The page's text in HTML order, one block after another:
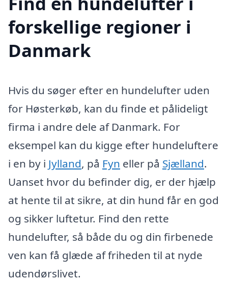
forskellige regioner i
Danmark
Hvis du søger efter en hundelufter uden
for Høsterkøb, kan du finde et pålideligt
firma i andre dele af Danmark. For
eksempel kan du kigge efter hundeluftere
i en by i Jylland, på Fyn eller på Sjælland.
Uanset hvor du befinder dig, er der hjælp
at hente til at sikre, at din hund får en god
og sikker luftetur. Find den rette
hundelufter, så både du og din firbenede
ven kan få glæde af friheden til at nyde
udendørslivet.